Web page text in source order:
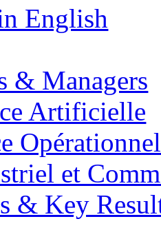
English
& Managers
Artificielle
et
& Key